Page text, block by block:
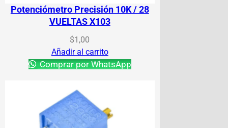
Potenciómetro Precisión 10K / 28
VUELTAS X103
$1,00
Añadir al carrito
Comprar por WhatsApp